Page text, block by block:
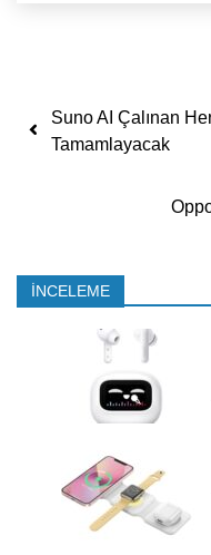
Yazı
Suno AI Çalınan
Tamamlayacak
İNCELEME